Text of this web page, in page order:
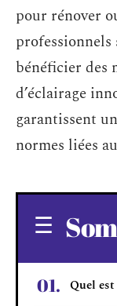
pour rénover
professionnels
bénéficier des
d’éclairage
garantissent
normes liées
Quel